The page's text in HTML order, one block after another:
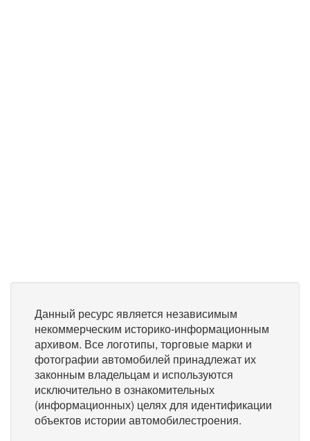
Данный ресурс является независимым
некоммерческим историко-информационным
архивом. Все логотипы, торговые марки и
фотографии автомобилей принадлежат их
законным владельцам и используются
исключительно в ознакомительных
(информационных) целях для идентификации
объектов истории автомобилестроения.